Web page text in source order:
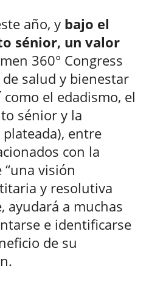
año, y bajo el
sénior, un valor
360° Congress
salud y bienestar
el edadismo, el
sénior y la
entre
con la
visión
y resolutiva
ayudará a muchas
e identificarse
de su